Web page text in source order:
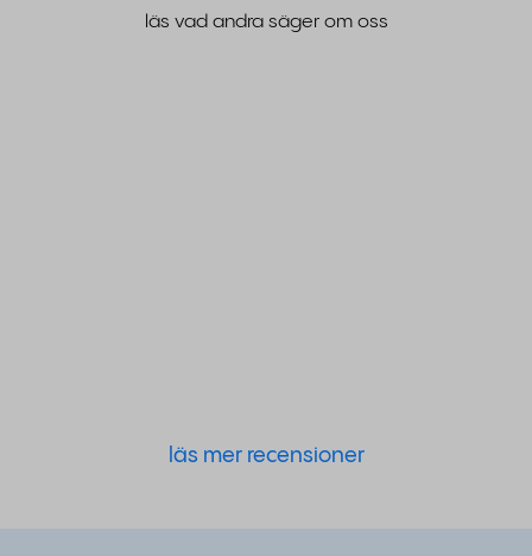
läs vad andra säger om oss
läs mer recensioner